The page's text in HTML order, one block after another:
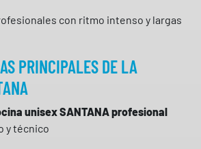
con ritmo intenso y largas
PRINCIPALES DE LA
unisex SANTANA profesional
y técnico